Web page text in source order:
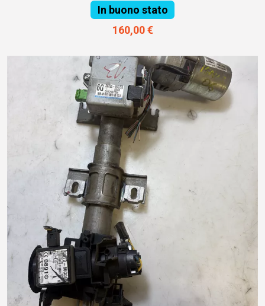
In buono stato
160,00 €